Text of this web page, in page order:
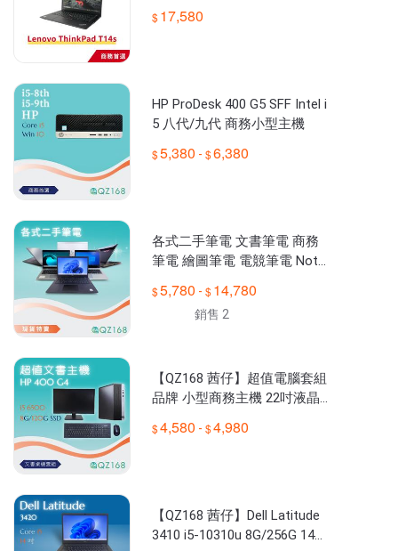
17,580
HP ProDesk 400 G5 SFF Intel i
5 八代/九代 商務小型主機
5,380 - 6,380
各式二手筆電 文書筆電 商務
筆電 繪圖筆電 電競筆電 Note
高CP優質筆電
5,780 - 14,780
銷售 2
【QZ168 茜仔】超值電腦套組
品牌 小型商務主機 22吋液晶
戲 高速SSD 中古良品
4,580 - 4,980
【QZ168 茜仔】Dell Latitude
3410 i5-10310u 8G/256G 14吋